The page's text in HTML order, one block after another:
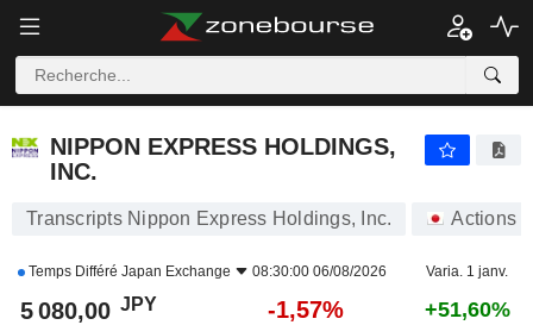
NIPPON EXPRESS HOLDINGS,
INC.
Transcripts Nippon Express Holdings, Inc. Actions
Temps Différé Japan Exchange 08:30:00 06/08/2026 Varia. 1 janv.
5 080,00 JPY -1,57% +51,60%